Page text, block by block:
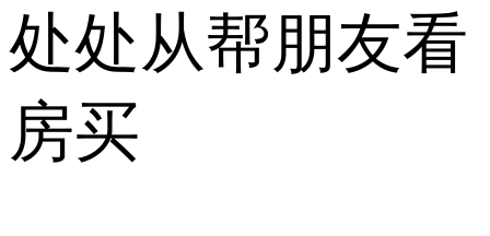
处处从帮朋友看
房买